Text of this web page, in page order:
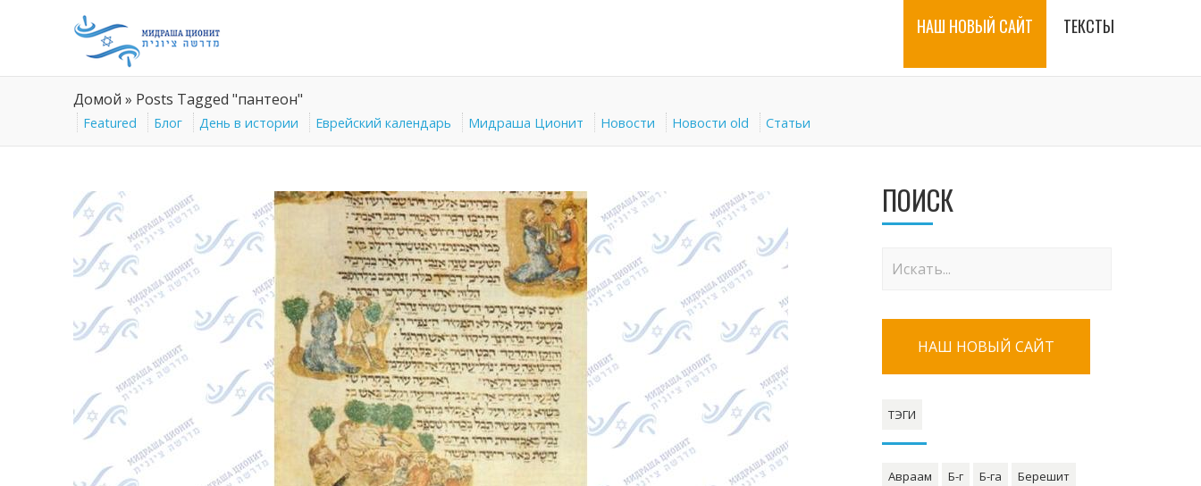
НАШ НОВЫЙ САЙТ ТЕКСТЫ
Домой » Posts Tagged "пантеон"
Featured Блог День в истории Еврейский календарь Мидраша Ционит Новости Новости old Статьи
ПОИСК
НАШ НОВЫЙ САЙТ
ТЭГИ
Авраам Б-г Б-га
Берешит